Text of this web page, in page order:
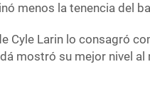
menos la tenencia del
Cyle Larin lo consagró
mostró su mejor nivel al